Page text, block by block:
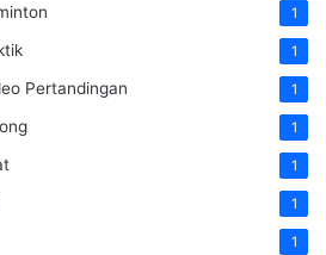
1
1
Pertandingan 1
1
1
1
1